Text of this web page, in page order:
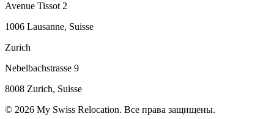
Avenue Tissot 2
1006 Lausanne, Suisse
Zurich
Nebelbachstrasse 9
8008 Zurich, Suisse
© 2026 My Swiss Relocation. Все права защищены.